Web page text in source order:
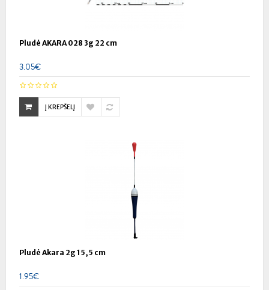
Pludė AKARA 028 3g 22 cm
3.05€
Į KREPŠELĮ
Pludė Akara 2g 15,5 cm
1.95€